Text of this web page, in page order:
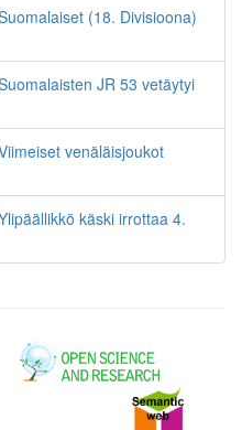
(18. Divisioona)
JR 53 vetäytyi
venäläisjoukot
käski irrottaa 4.